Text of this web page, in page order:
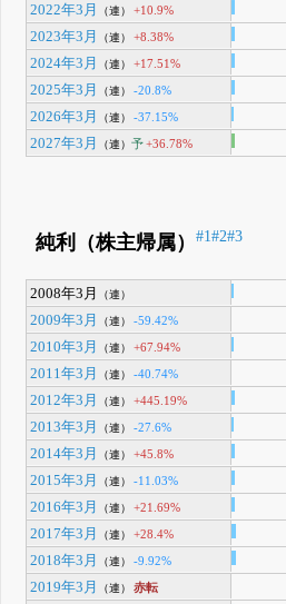
2022年3月
（連） +10.9%
2023年3月
（連） +8.38%
2024年3月
（連） +17.51%
2025年3月
（連） -20.8%
2026年3月
（連） -37.15%
2027年3月
（連）予+36.78%
純利（株主帰属）#1#2#3
2008年3月 （連）
2009年3月
（連） -59.42%
2010年3月
（連） +67.94%
2011年3月
（連） -40.74%
2012年3月
（連） +445.19%
2013年3月
（連） -27.6%
2014年3月
（連） +45.8%
2015年3月
（連） -11.03%
2016年3月
（連） +21.69%
2017年3月
（連） +28.4%
2018年3月
（連） -9.92%
2019年3月
（連） 赤転